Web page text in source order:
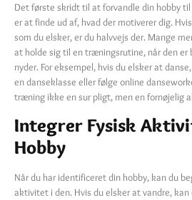
Det første skridt til at forvandle din hobby
er at finde ud af, hvad der motiverer dig.
som du elsker, er du halvvejs der. Mange
at holde sig til en træningsrutine, når den er
nyder. For eksempel, hvis du elsker at
en danseklasse eller følge online
træning ikke en sur pligt, men en fornøjelig
Integrer Fysisk
Hobby
Når du har identificeret din hobby, kan du
aktivitet i den. Hvis du elsker at vandre,